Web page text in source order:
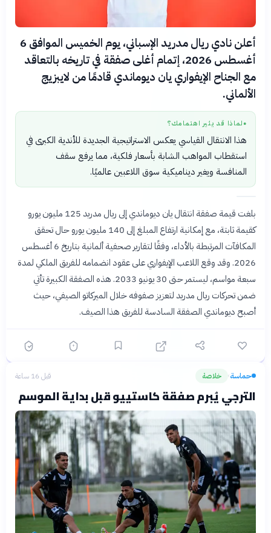
أعلن نادي ريال مدريد الإسباني، يوم الخميس الموافق 6
أغسطس 2026، إتمام أغلى صفقة في تاريخه بالتعاقد
مع الجناح الإيفواري يان ديوماندي قادمًا من لايبزيج
الألماني.
● لماذا قد يثير اهتمامك؟
هذا الانتقال القياسي يعكس الاستراتيجية الجديدة للأندية الكبرى في
استقطاب المواهب الشابة بأسعار فلكية، مما يرفع سقف
المنافسة ويغير ديناميكية سوق اللاعبين عالميًا.
بلغت قيمة صفقة انتقال يان ديوماندي إلى ريال مدريد 125 مليون يورو
كقيمة ثابتة، مع إمكانية ارتفاع المبلغ إلى 140 مليون يورو حال تحقق
المكافآت المرتبطة بالأداء، وفقًا لتقارير صحفية ألمانية بتاريخ 6 أغسطس
2026. وقد وقع اللاعب الإيفواري على عقود انضمامه للفريق الملكي لمدة
سبعة مواسم، ليستمر حتى 30 يونيو 2033. هذه الصفقة الكبيرة تأتي
ضمن تحركات ريال مدريد لتعزيز صفوفه خلال الميركاتو الصيفي، حيث
أصبح ديوماندي الصفقة السادسة للفريق هذا الصيف.
حماسة› خلاصة قبل 16 ساعة
الترجي يُبرم صفقة كاستييو قبل بداية الموسم